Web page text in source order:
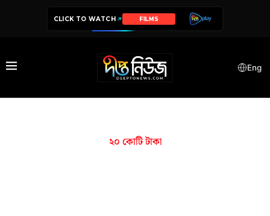
CLICK TO WATCH FILMS
Eng
২০ কোটি টাকা